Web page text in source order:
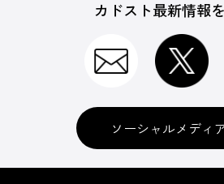
カドスト最新情報
ソーシャルメディ